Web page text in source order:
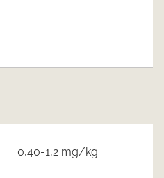
0,40-1,2 mg/kg